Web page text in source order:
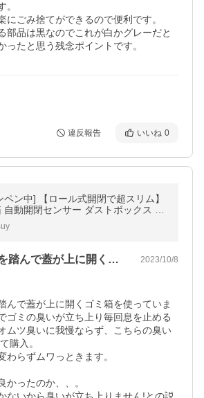
。
にごみ捨てができるので便利です。
部品は黒なのでこれが白かグレーだと
ったと思う残念ポイントです。
違反報告 いいね 0
ペン中] 【ロール式開閉で超スリム】
自動開閉センサー ダストボックス お
父の日 スリム 玄関 キッチン リビン
み箱
今まではペダルを踏んで蓋が上に開くゴミ… 2023/10/8
んで蓋が上に開くゴミ箱を使っていま
ゴミの臭いが立ち上り毎回息を止める
ムツ臭いに我慢ならず、こちらの臭い
購入。
わらずムワっときます。
かったのか、、。